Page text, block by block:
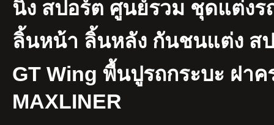
นิ้ง สปอร์ต ศูนย์รวม ชุดแต่งร
ลิ้นหน้า ลิ้นหลัง กันชนแต่ง สป
GT Wing พื้นปูรถกระบะ ฝาค
MAXLINER